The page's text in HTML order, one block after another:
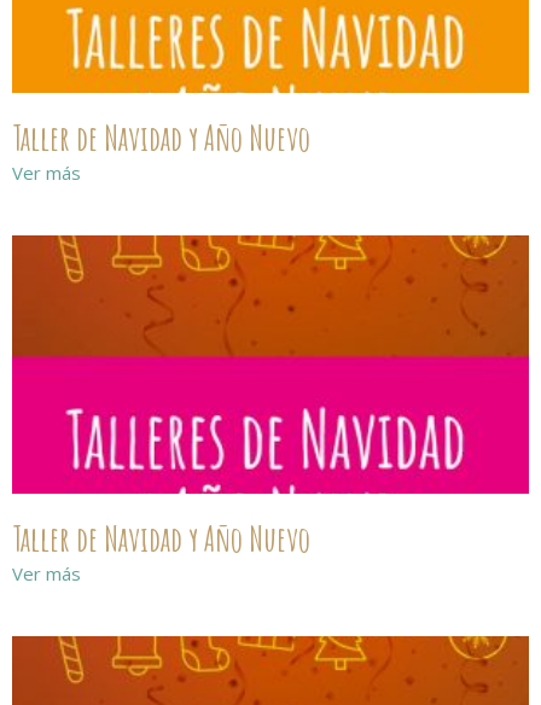
Taller de Navidad y Año Nuevo
Ver más
Taller de Navidad y Año Nuevo
Ver más